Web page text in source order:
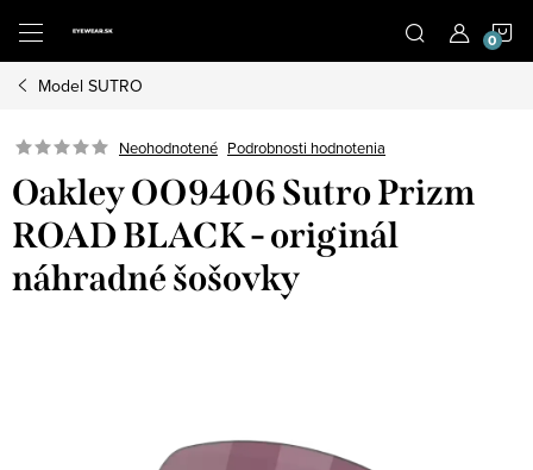
obsah
Model SUTRO
Neohodnotené Podrobnosti hodnotenia
Oakley OO9406 Sutro Prizm
ROAD BLACK - originál
náhradné šošovky